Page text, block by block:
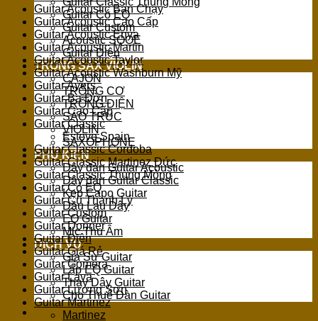
Guitar Có EQ
Guitar Custom
Acoustic SQOE
Guitar Điện
TRỐNG SAX VIOLIN
CAJON
TRỐNG CƠ
TRỐNG ĐIỆN
SÁO TRÚC
VIOLIN
SAXOPHONE
PHỤ KIỆN
Dây đàn Guitar Acoustic
Dây đàn Guitar Classic
Kẹp Capo Guitar
Dầu Lau Dây
EQ Guitar
Mic Thu Âm
DỊCH VỤ
Gia Sư Guitar
Lắp EQ Guitar
Thay Dây Guitar
Cho Thuê Đàn Guitar
Guitar Acoustic Bán Chạy
Guitar Acoustic Cao Cấp
Guitar Acoustic Enya
Guitar Acoustic Martin
Guitar Acoustic Taylor
Guitar Acoustic Washburn Mỹ
Guitar Ayers
Guitar Ba Đờn
Guitar Cao Cấp
Guitar Classic
Esteve Spain
Guitar Classic Cordoba
Guitar Classic Martinez Đức
Guitar Classic Thùng Mỏng
Guitar Có EQ
Guitar Cũ Thanh Lý
Guitar Custom
Guitar Donner
Guitar Điện
Guitar Giá Rẻ
Guitar Gomera
Guitar Lava
Guitar Lương Sơn
Guitar Martinez
Martinez